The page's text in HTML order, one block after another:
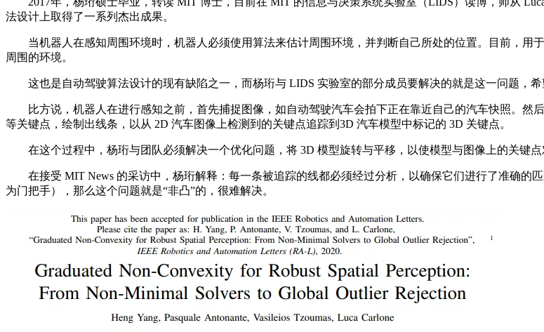
法设计上取得了一系列杰出成果。
当机器人在感知周围环境时，机器人必须使用算法来估计周围环境，并判断自己所处的位置。目前，用
周围的环境。
这也是自动驾驶算法设计的现有缺陷之一，而杨珩与 LIDS 实验室的部分成员要解决的就是这一问题，希
比方说，机器人在进行感知之前，首先捕捉图像，如自动驾驶汽车会拍下正在靠近自己的汽车快照。然
等关键点，绘制出线条，以从 2D 汽车图像上检测到的关键点追踪到3D 汽车模型中标记的 3D 关键点。
在这个过程中，杨珩与团队必须解决一个优化问题，将 3D 模型旋转与平移，以使模型与图像上的关键点
在接受 MIT News 的采访中，杨珩解释：每一条被追踪的线都必须经过分析，以确保它们进行了准确的
为门把手），那么这个问题就是“非凸”的，很难解决。